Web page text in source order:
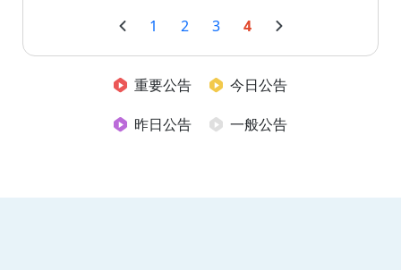
1 2 3 4
重要公告
今日公告
昨日公告
一般公告